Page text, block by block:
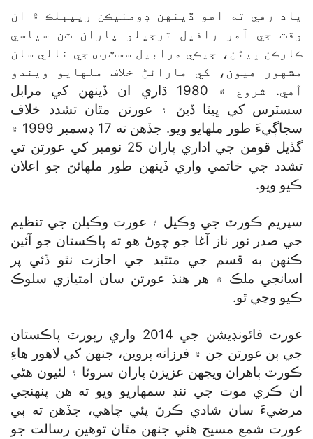
ياد رهي ته اهو ڏينهن ڊومنيڪن ريپبلڪ ۾ ان
وقت جي آمر رافيل ترجيلو پاران ٽن سياسي
ڪارڪن ڀيڻن، جيڪي مرابيل سسٽرس جي نالي سان
مشهور هيون، کي مارائڻ خلاف ملهايو ويندو
آهي. شروع ۾ 1980 ڌاري ان ڏينهن کي مرابل
سسٽرس کي ڀيٽا ڏيڻ ۽ عورتن مٿان تشدد خلاف
سجاڳيءَ طور ملهايو ويو. جڏهن ته 17 ڊسمبر 1999 ۾
گڏيل قومن جي اداري پاران 25 نومبر کي عورتن تي
تشدد جي خاتمي واري ڏينهن طور ملهائڻ جو اعلان
ڪيو ويو.
سپريم ڪورٽ جي وڪيل ۽ عورت وڪيلن جي تنظيم
جي صدر نور ناز آغا جو چوڻ هو ته پاڪستان جو آئين
ڪنهن به قسم جي متٿيد جي اجازت نٿو ڏئي پر
اسانجي ملڪ ۾ هر هنڌ عورتن سان امتيازي سلوڪ
ڪيو وڃي ٿو.
عورت فائونڊيشن جي 2014 واري رپورٽ پاڪستان
جي ٻن عورتن جن ۾ فرزانه پروين، جنهن کي لاهور هاءِ
ڪورٽ ٻاهران ويجهن عزيزن پاران سروٽا ۽ لٺيون هڻي
ان ڪري موت جي ننڊ سمهاريو ويو ته هن پنهنجي
مرضيءَ سان شادي ڪرڻ پئي چاهي، جڏهن ته ٻي
عورت شمع مسيح هئي جنهن مٿان توهين رسالت جو